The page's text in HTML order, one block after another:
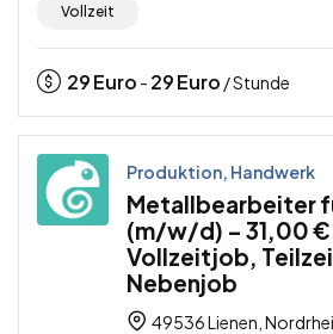
Vollzeit
29Euro - 29Euro / Stunde
Produktion, Handwerk
Metallbearbeiter
(m/w/d) – 31,00 €
Vollzeitjob,
Nebenjob
49536 Lienen,